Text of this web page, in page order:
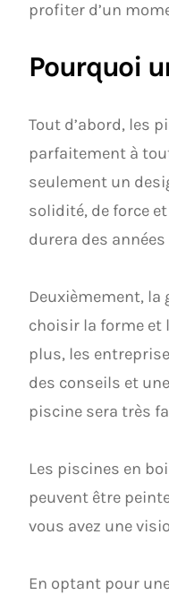
profiter d’un
Pourquoi
Tout d’abord, les
parfaitement à
seulement un
solidité, de force
durera des
Deuxièmement, la
choisir la forme et
plus, les
des conseils et
piscine sera très
Les piscines en
peuvent être
vous avez une
En optant pour